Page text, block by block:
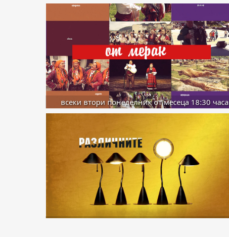
всеки втори понеделник от месеца 18:30 часа